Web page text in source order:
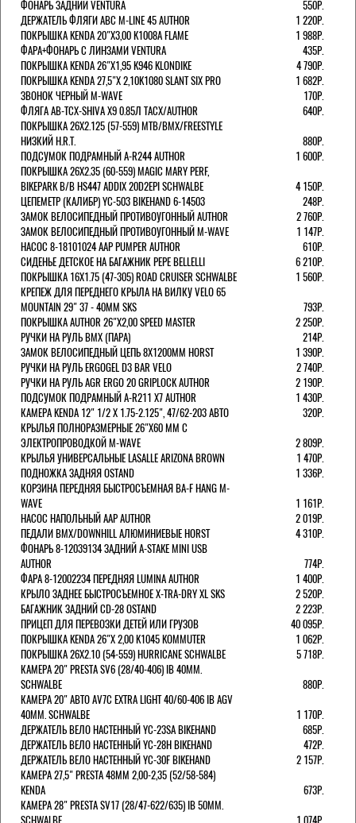
ФОНАРЬ ЗАДНИЙ VENTURA
550Р.
ДЕРЖАТЕЛЬ ФЛЯГИ АВС M-LINE 45 AUTHOR
1 220Р.
ПОКРЫШКА KENDA 20"Х3,00 K1008A FLAME
1 988Р.
ФАРА+ФОНАРЬ С ЛИНЗАМИ VENTURA
435Р.
ПОКРЫШКА KENDA 26"Х1,95 K946 KLONDIKE
4 790Р.
ПОКРЫШКА KENDA 27,5"Х 2,10K1080 SLANT SIX PRO
1 682Р.
ЗВОНОК ЧЕРНЫЙ M-WAVE
170Р.
ФЛЯГА AB-TCX-SHIVA X9 0.85Л TACX/AUTHOR
640Р.
ПОКРЫШКА 26X2.125 (57-559) MTB/BMX/FREESTYLE
НИЗКИЙ H.R.T.
880Р.
ПОДСУМОК ПОДРАМНЫЙ A-R244 AUTHOR
1 600Р.
ПОКРЫШКА 26X2.35 (60-559) MAGIC MARY PERF,
BIKEPARK B/B HS447 ADDIX 20D2EPI SCHWALBE
4 150Р.
ЦЕПЕМЕТР (КАЛИБР) YC-503 BIKEHAND 6-14503
248Р.
ЗАМОК ВЕЛОСИПЕДНЫЙ ПРОТИВОУГОННЫЙ AUTHOR
2 760Р.
ЗАМОК ВЕЛОСИПЕДНЫЙ ПРОТИВОУГОННЫЙ M-WAVE
1 147Р.
НАСОС 8-18101024 AAP PUMPER AUTHOR
610Р.
СИДЕНЬЕ ДЕТСКОЕ НА БАГАЖНИК PEPE BELLELLI
6 210Р.
ПОКРЫШКА 16X1.75 (47-305) ROAD CRUISER SCHWALBE
1 560Р.
КРЕПЕЖ ДЛЯ ПЕРЕДНЕГО КРЫЛА НА ВИЛКУ VELO 65
MOUNTAIN 29" 37 - 40ММ SKS
793Р.
ПОКРЫШКА AUTHOR 26"Х2,00 SPEED MASTER
2 250Р.
РУЧКИ НА РУЛЬ BMX (ПАРА)
214Р.
ЗАМОК ВЕЛОCИПЕДНЫЙ ЦЕПЬ 8Х1200ММ HORST
1 390Р.
РУЧКИ НА РУЛЬ ERGOGEL D3 BAR VELO
2 740Р.
РУЧКИ НА РУЛЬ AGR ERGO 20 GRIPLOCK AUTHOR
2 190Р.
ПОДСУМОК ПОДРАМНЫЙ A-R211 X7 AUTHOR
1 430Р.
КАМЕРА KENDA 12" 1/2 Х 1.75-2.125", 47/62-203 АВТО
320Р.
КРЫЛЬЯ ПОЛНОРАЗМЕРНЫЕ 26"Х60 ММ С
ЭЛЕКТРОПРОВОДКОЙ M-WAVE
2 809Р.
КРЫЛЬЯ УНИВЕРСАЛЬНЫЕ LASALLE ARIZONA BROWN
1 470Р.
ПОДНОЖКА ЗАДНЯЯ OSTAND
1 336Р.
КОРЗИНА ПЕРЕДНЯЯ БЫСТРОСЪЕМНАЯ BA-F HANG M-
WAVE
1 161Р.
НАСОС НАПОЛЬНЫЙ AAP AUTHOR
2 019Р.
ПЕДАЛИ BMX/DOWNHILL АЛЮМИНИЕВЫЕ HORST
4 310Р.
ФОНАРЬ 8-12039134 ЗАДНИЙ A-STAKE MINI USB
AUTHOR
774Р.
ФАРА 8-12002234 ПЕРЕДНЯЯ LUMINA AUTHOR
1 400Р.
КРЫЛО ЗАДНЕЕ БЫСТРОСЪЕМНОЕ X-TRA-DRY XL SKS
2 520Р.
БАГАЖНИК ЗАДНИЙ CD-28 OSTAND
2 223Р.
ПРИЦЕП ДЛЯ ПЕРЕВОЗКИ ДЕТЕЙ ИЛИ ГРУЗОВ
40 095Р.
ПОКРЫШКА KENDA 26"Х 2,00 K1045 KOMMUTER
1 062Р.
ПОКРЫШКА 26X2.10 (54-559) HURRICANE SCHWALBE
5 718Р.
КАМЕРА 20" PRESTA SV6 (28/40-406) IB 40MM.
SCHWALBE
880Р.
КАМЕРА 20" АВТО AV7C EXTRA LIGHT 40/60-406 IB AGV
40MM. SCHWALBE
1 170Р.
ДЕРЖАТЕЛЬ ВЕЛО НАСТЕННЫЙ YC-23SA BIKEHAND
685Р.
ДЕРЖАТЕЛЬ ВЕЛО НАСТЕННЫЙ YC-28H BIKEHAND
472Р.
ДЕРЖАТЕЛЬ ВЕЛО НАСТЕННЫЙ YC-30F BIKEHAND
2 157Р.
КАМЕРА 27,5" PRESTA 48ММ 2,00-2,35 (52/58-584)
KENDA
673Р.
КАМЕРА 28" PRESTA SV17 (28/47-622/635) IB 50MM.
SCHWALBE
1 074Р.